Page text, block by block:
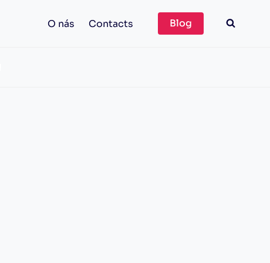
O nás Contacts Blog